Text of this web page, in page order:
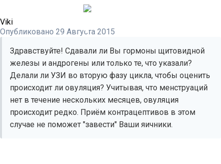
Viki
Опубликовано 29 Августа 2015
Здравствуйте! Сдавали ли Вы гормоны щитовидной
железы и андрогены или только те, что указали?
Делали ли УЗИ во вторую фазу цикла, чтобы оценить
происходит ли овуляция? Учитывая, что менструаций
нет в течение нескольких месяцев, овуляция
происходит редко. Приём контрацептивов в этом
случае не поможет "завести" Ваши яичники.